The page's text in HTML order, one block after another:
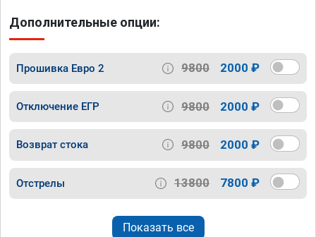
Дополнительные опции:
Прошивка Евро 2 9800 2000 ₽
Отключение ЕГР 9800 2000 ₽
Возврат стока 9800 2000 ₽
Отстрелы 13800 7800 ₽
Показать все